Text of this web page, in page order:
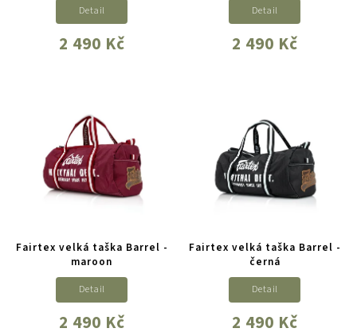
2 490 Kč
Detail
2 490 Kč
Detail
Fairtex velká taška Barrel -
maroon
2 490 Kč
Detail
Fairtex velká taška Barrel -
černá
2 490 Kč
Detail